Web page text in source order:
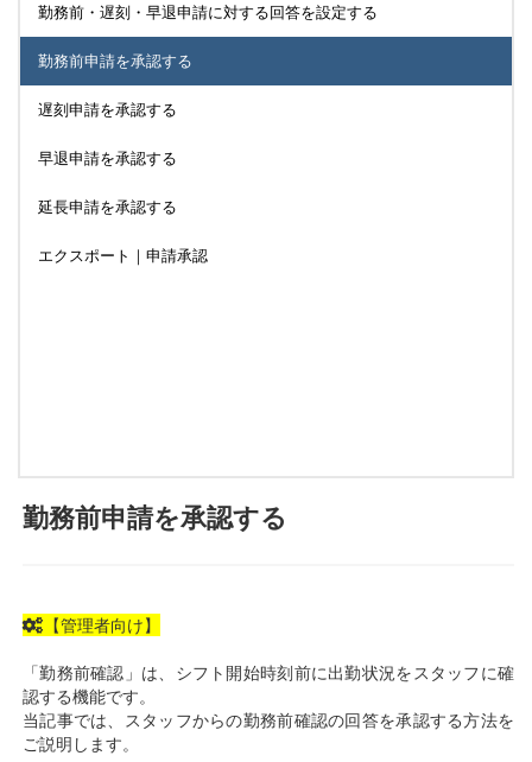
勤務前・遅刻・早退申請に対する回答を設定する
勤務前申請を承認する
遅刻申請を承認する
早退申請を承認する
延長申請を承認する
エクスポート｜申請承認
勤務前申請を承認する
【管理者向け】
「勤務前確認」は、シフト開始時刻前に出勤状況をスタッフに確
認する機能です。
当記事では、スタッフからの勤務前確認の回答を承認する方法を
ご説明します。